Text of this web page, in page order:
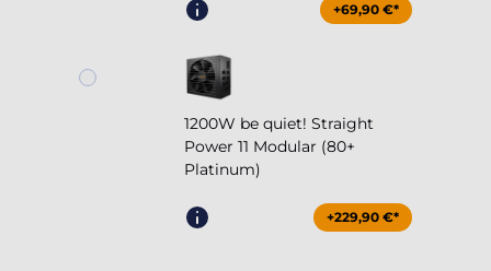
+69,90 €*
1200W be quiet! Straight
Power 11 Modular (80+
Platinum)
+229,90 €*